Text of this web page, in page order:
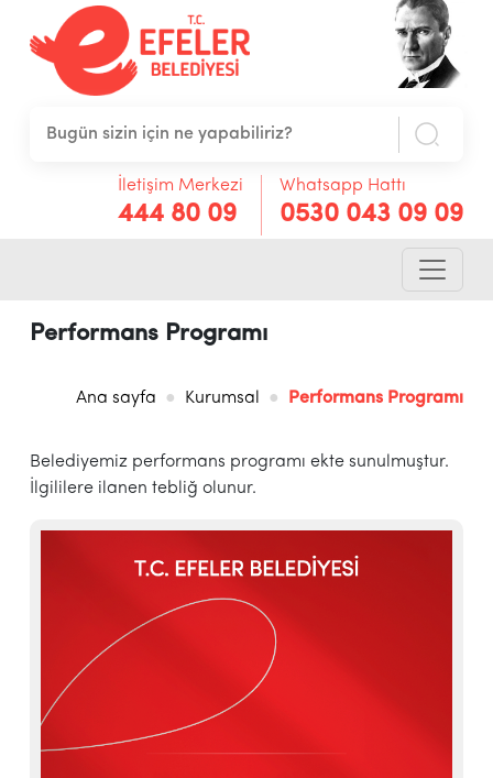
İletişim Merkezi
444 80 09
Whatsapp Hattı
0530 043 09 09
Performans Programı
Ana sayfa Kurumsal Performans Programı
Belediyemiz performans programı ekte sunulmuştur.
İlgililere ilanen tebliğ olunur.